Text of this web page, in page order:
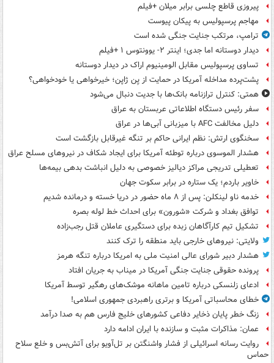
پیروزی قاطع چلسی برابر میلان +فیلم
مهاجم پرسپولیس به پیکان پیوست
ترامپ، مرتکب جنایت جنگی شده است
دیدار دوستانه اما جدی؛ اینتر ۲- یوونتوس ۱ +فیلم
تساوی پرسپولیس مقابل الومینیوم اراک در دیدار دوستانه
پشت‌پرده مداخله آمریکا در حمایت از یِن ژاپن؛ خیرخواهی یا خودخواهی؟
همتی: کنترل ترازنامه بانک‌ها با جدیت دنبال می‌شود
سفر رئیس دستگاه اطلاعاتی عربستان به عراق
دلیل مخالفت AFC با میزبانی آبی‌ها در عراق
سخنگوی ارتش: نظم ایرانی حاکم بر تنگه غیرقابل بازگشت است
هشدار الموسوی درباره توطئه آمریکا برای ایجاد شکاف در نیروهای مسلح عراق
تعطیلی تدریجی مراکز دیالیز خصوصی به دلیل انباشت بدهی بیمه‌ها
خاویر باردم؛ یک ستاره در برابر سکوت جهان
خدمه ناو لینکلن: پس از ۸ ماه حضور در دریا خسته و درمانده‌ شدیم
توافق بغداد و شرکت «شورون» برای احداث خط لوله بصره
تشکیل تیم کارآگاهان زبده برای دستگیری عاملان قتل رجب‌زاده
ولایتی: نیروهای خارجی باید منطقه را ترک کنند
هشدار دبیر شورای عالی امنیت ملی به امریکا درباره تنگه هرمز
پرونده حقوقی جنایت جنگی آمریکا در میناب به جریان افتاد
ادعای زلنسکی درباره تامین ماهانه موشک‌های رهگیر توسط آمریکا
خطای محاسباتی آمریکا و برتری راهبردی جمهوری اسلامی!
زنگ خطر پایان ذخایر دفاعی کشورهای خلیج فارس هم به صدا درآمد
عمان: مذاکرات مثبت و سازنده با ایران ادامه دارد
روایت رسانه اسرائیلی از فشار واشنگتن بر تل‌آویو برای آتش‌بس و خلع سلاح
حماس